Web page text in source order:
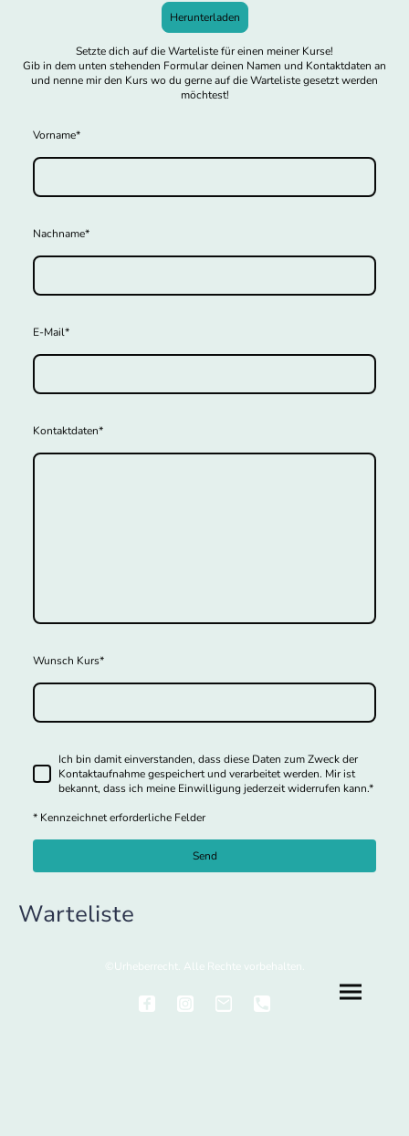
Herunterladen
Setzte dich auf die Warteliste für einen meiner Kurse!
Gib in dem unten stehenden Formular deinen Namen und Kontaktdaten an
und nenne mir den Kurs wo du gerne auf die Warteliste gesetzt werden
möchtest!
Vorname*
Nachname*
E-Mail*
Kontaktdaten*
Wunsch Kurs*
Ich bin damit einverstanden, dass diese Daten zum Zweck der
Kontaktaufnahme gespeichert und verarbeitet werden. Mir ist
bekannt, dass ich meine Einwilligung jederzeit widerrufen kann.*
* Kennzeichnet erforderliche Felder
Send
Warteliste
©Urheberrecht. Alle Rechte vorbehalten.